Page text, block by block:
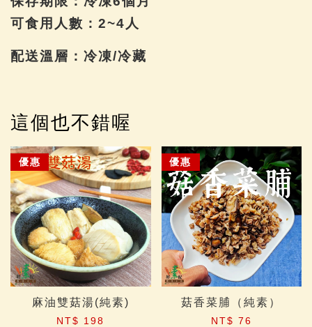
可食用人數：2~4人
配送溫層：冷凍/冷藏
這個也不錯喔
優惠
麻油雙菇湯(純素)
NT$ 198
優惠
菇香菜脯（純素）
NT$ 76